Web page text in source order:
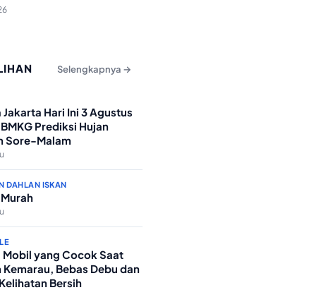
Selengkapnya →
Jakarta Hari Ini 3 Agustus
Prediksi Hujan
Sore-Malam
DAHLAN ISKAN
Mobil yang Cocok Saat
Kemarau, Bebas Debu dan
Bersih